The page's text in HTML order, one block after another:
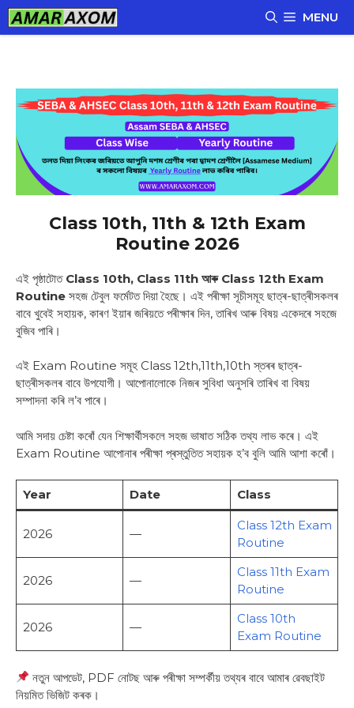
Skip
to
MENU
Class 10th, 11th & 12th Exam
Routine 2026
এই পৃষ্ঠাটোত Class 10th, Class 11th আৰু Class 12th Exam
Routine সহজ টেবুল ফৰ্মেটত দিয়া হৈছে। এই পৰীক্ষা সূচীসমূহ ছাত্ৰ-ছাত্ৰীসকলৰ
বাবে খুবেই সহায়ক, কাৰণ ইয়াৰ জৰিয়তে পৰীক্ষাৰ দিন, তাৰিখ আৰু বিষয় একেদৰে সহজে
বুজিব পাৰি।
এই Exam Routine সমূহ Class 12th,11th,10th স্তৰৰ ছাত্ৰ-
ছাত্ৰীসকলৰ বাবে উপযোগী। আপোনালোকে নিজৰ সুবিধা অনুসৰি তাৰিখ বা বিষয়
সম্পাদনা কৰি ল’ব পাৰে।
আমি সদায় চেষ্টা কৰোঁ যেন শিক্ষাৰ্থীসকলে সহজ ভাষাত সঠিক তথ্য লাভ কৰে। এই
Exam Routine আপোনাৰ পৰীক্ষা প্ৰস্তুতিত সহায়ক হ’ব বুলি আমি আশা কৰোঁ।
Year Date Class
2026 —
Class 12th Exam
Routine
2026 —
Class 11th Exam
Routine
2026 —
Class 10th
Exam Routine
নতুন আপডেট, PDF নোটছ আৰু পৰীক্ষা সম্পৰ্কীয় তথ্যৰ বাবে আমাৰ ৱেবছাইট
নিয়মিত ভিজিট কৰক।